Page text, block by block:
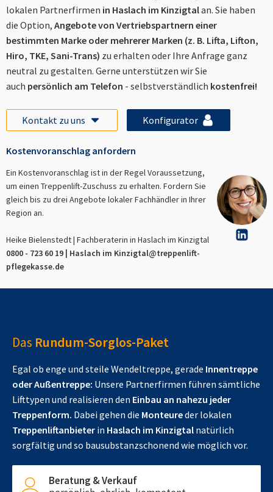
lokalen Partnerfirmen in Haslach im Kinzigtalan. Sie haben
die Option, Angebote von Vertriebspartnern einer
bestimmten Marke oder mehrerer Marken (z. B. Lifta, Lifton,
Hiro, TKE, Sani-Trans) zu erhalten oder Ihre Anfrage ganz
neutral zu gestalten. Gerne unterstützen wir Sie
auch persönlich am Telefon - selbstverständlich kostenfrei!
Kontakt zu uns Konfigurator
Kostenvoranschlag anfordern
Ein Kostenvoranschlag ist in der Regel Voraussetzung,
um einen Treppenlift-Zuschuss zu erhalten. Fordern Sie
gleich bis zu drei Angebote lokaler Fachhändler in Ihrer
Region an.
Heike Bielenstedt | Fachberaterin in Haslach im Kinzigtal
0800 - 723 60 19 | Haslach im Kinzigtal@treppenlift-
pflegekasse.de
Das Rundum-Sorglos-Paket
Egal ob enge und steile Wendeltreppe, gerade Innentreppe
oder Außentreppe: Unsere Partnerfirmen führen sämtliche
Lifttypen und realisieren den Einbau an nahezu jeder
Treppenform. Dabei gehen die Monteureder lokalen
Treppenliftanbieter in Haslach im Kinzigtal natürlich
sorgfältig und so bausubstanzschonend wie möglich vor.
Beratung & Verkauf